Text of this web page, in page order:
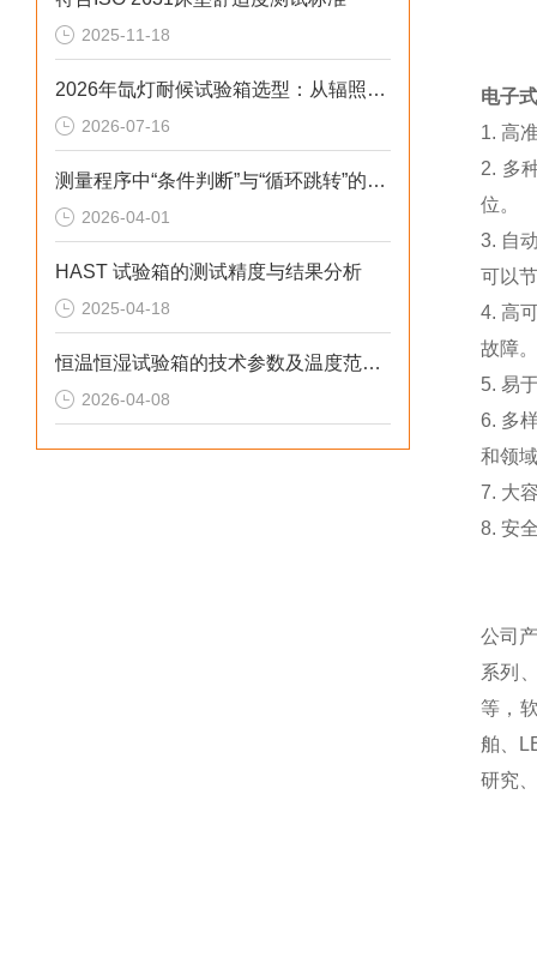
2025-11-18
2026年氙灯耐候试验箱选型：从辐照度闭环控制看老化数据一致性
2026-07-16
测量程序中“条件判断”与“循环跳转”的高级应用
2026-04-01
HAST 试验箱的测试精度与结果分析
2025-04-18
恒温恒湿试验箱的技术参数及温度范围与均匀度指标解读
2026-04-08
电子
1. 高
2. 多
位。
3. 自
可以
4. 高
故障。
5. 易
6. 多
和领
7. 大
8. 安
公司
系列
等，
舶、
研究